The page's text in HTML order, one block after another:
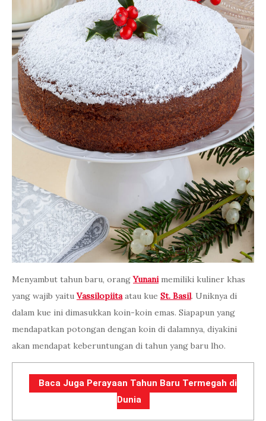
Menyambut tahun baru, orangYunanimemiliki kuliner khas
yang wajib yaitu Vassilopiitaatau kue St. Basil. Uniknya di
dalam kue ini dimasukkan koin-koin emas. Siapapun yang
mendapatkan potongan dengan koin di dalamnya, diyakini
akan mendapat keberuntungan di tahun yang baru lho.
Baca Juga Perayaan Tahun Baru Termegah di
Dunia